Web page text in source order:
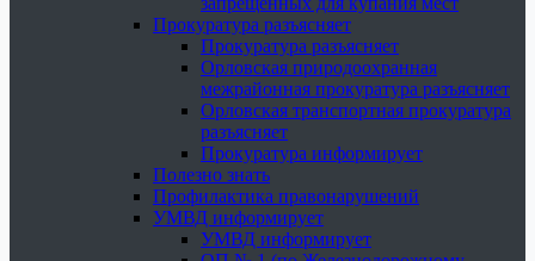
Прокуратура разъясняет
Прокуратура разъясняет
Орловская природоохранная
межрайонная прокуратура разъясняет
Орловская транспортная прокуратура
разъясняет
Прокуратура информирует
Полезно знать
Профилактика правонарушений
УМВД информирует
УМВД информирует